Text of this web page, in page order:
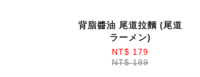
背脂醬油 尾道拉麵 (尾道
ラーメン)
NT$ 179
NT$ 189